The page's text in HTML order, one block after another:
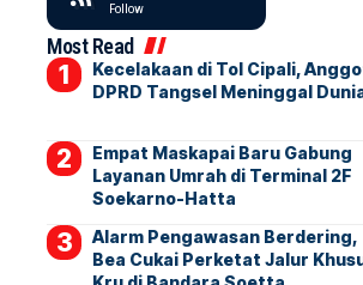
Follow
Most Read
Kecelakaan di Tol Cipali,
DPRD Tangsel Meninggal
Empat Maskapai Baru Gabung
Layanan Umrah di Terminal 2F
Soekarno-Hatta
Alarm Pengawasan Berdering,
Bea Cukai Perketat Jalur